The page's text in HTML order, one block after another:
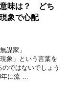
意味は？ どち
象で心配
謀家」
象」という言葉を
ではないでしょう
に流 …